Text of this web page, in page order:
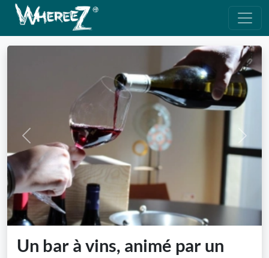
Previous Next
Un bar à vins, animé par un